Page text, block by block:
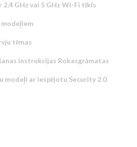
GHz vai 5 GHz Wi-Fi tīkls
modeļiem
tēmas
instrukcijas Rokasgrāmatas
modeļi ar iespējotu Security 2.0